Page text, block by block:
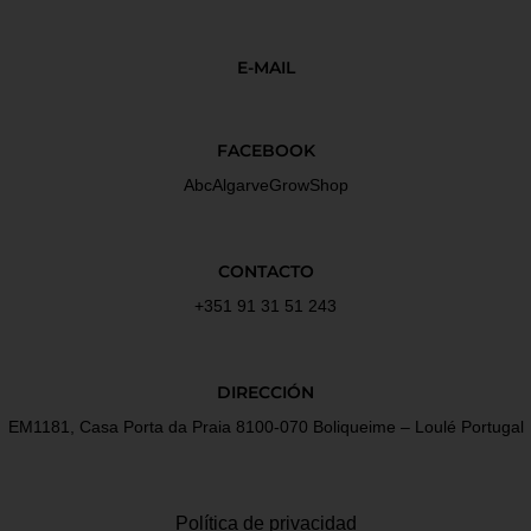
E-MAIL
FACEBOOK
AbcAlgarveGrowShop
CONTACTO
+351 91 31 51 243
DIRECCIÓN
EM1181, Casa Porta da Praia 8100-070 Boliqueime – Loulé Portugal
Política de privacidad